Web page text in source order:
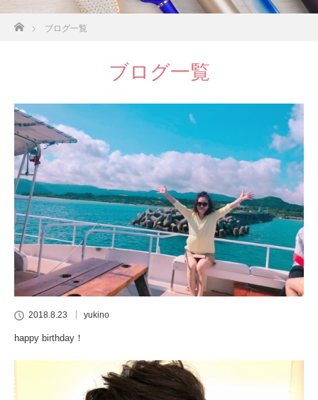
ブログ一覧
ブログ一覧
2018.8.23 yukino
happy birthday！